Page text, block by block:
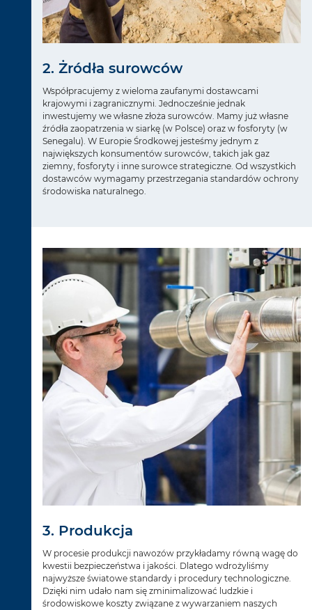
2. Żródła surowców
Współpracujemy z wieloma zaufanymi dostawcami
krajowymi i zagranicznymi. Jednocześnie jednak
inwestujemy we własne złoża surowców. Mamy już własne
źródła zaopatrzenia w siarkę (w Polsce) oraz w fosforyty (w
Senegalu). W Europie Środkowej jesteśmy jednym z
największych konsumentów surowców, takich jak gaz
ziemny, fosforyty i inne surowce strategiczne. Od wszystkich
dostawców wymagamy przestrzegania standardów ochrony
środowiska naturalnego.
3. Produkcja
W procesie produkcji nawozów przykładamy równą wagę do
kwestii bezpieczeństwa i jakości. Dlatego wdrożyliśmy
najwyższe światowe standardy i procedury technologiczne.
Dzięki nim udało nam się zminimalizować ludzkie i
środowiskowe koszty związane z wywarzaniem naszych